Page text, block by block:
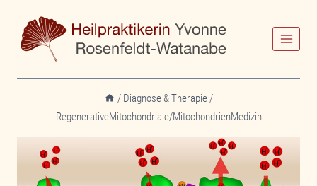
Inhalt
springen
/ Diagnose & Therapie/
RegenerativeMitochondriale/MitochondrienMedizin